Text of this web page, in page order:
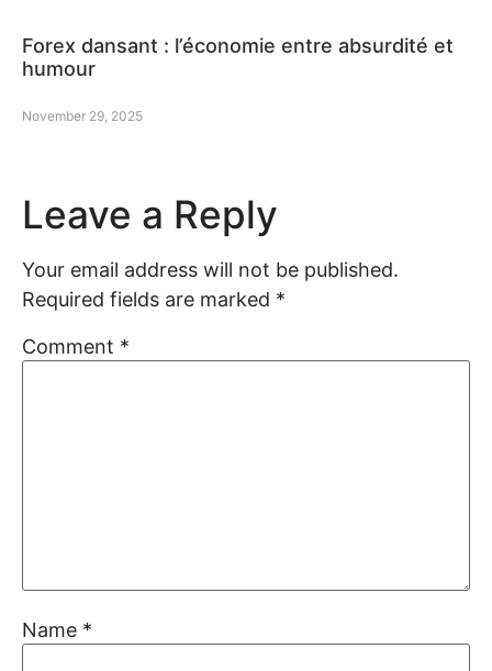
Forex dansant : l’économie entre absurdité et
humour
November 29, 2025
Leave a Reply
Your email address will not be published.
Required fields are marked *
Comment *
Name *